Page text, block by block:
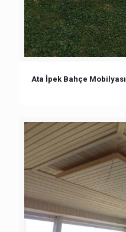
Ata İpek Bahçe Mobilyası